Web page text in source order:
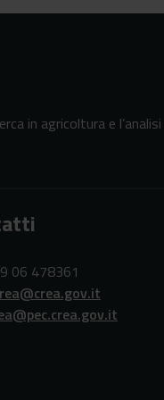
in agricoltura e
06 478361